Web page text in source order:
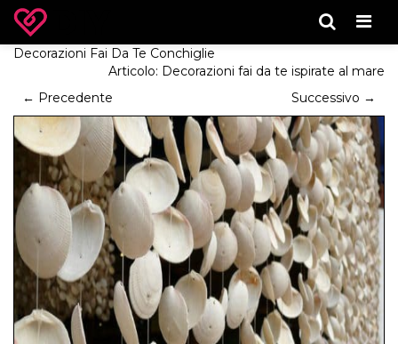
Decorazioni Fai Da Te Conchiglie
Articolo: Decorazioni fai da te ispirate al mare
← Precedente
Successivo →